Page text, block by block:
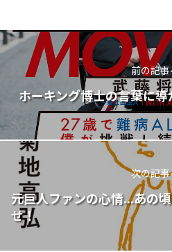
前の記
ホーキング博士の言葉に
次の記
元巨人ファンの心情...あの
せ！